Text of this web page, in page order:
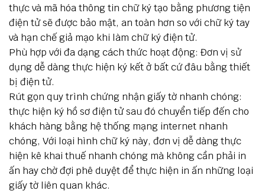
thực và mã hóa thông tin chữ ký tạo bằng phương tiện
điện tử sẽ được bảo mật, an toàn hơn so với chữ ký tay
và hạn chế giả mạo khi làm chữ ký điện tử.
Phù hợp với đa dạng cách thức hoạt động: Đơn vị sử
dụng dễ dàng thực hiện ký kết ở bất cứ đâu bằng thiết
bị điện tử.
Rút gọn quy trình chứng nhận giấy tờ nhanh chóng:
thực hiện ký hồ sơ điện tử sau đó chuyển tiếp đến cho
khách hàng bằng hệ thống mạng internet nhanh
chóng, Với loại hình chữ ký này, đơn vị dễ dàng thực
hiện kê khai thuế nhanh chóng mà không cần phải in
ấn hay chờ đợi phê duyệt để thực hiện in ấn những loại
giấy tờ liên quan khác.